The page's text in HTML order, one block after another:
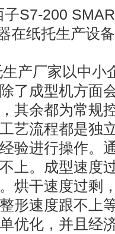
200
在纸托生产设
厂家以中小
了成型机方面
其余都为常规
艺流程都是独
验进行操作。
上。成型速度
烘干速度过剩
形速度跟不上
优化，并且经